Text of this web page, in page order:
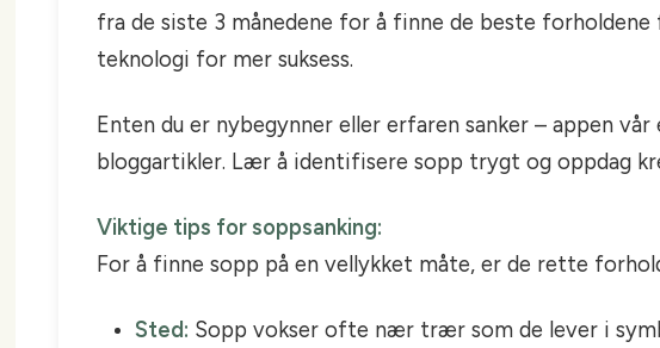
fra de siste 3 månedene for å finne de beste
teknologi for mer suksess.
Enten du er nybegynner eller erfaren sanker – appen
bloggartikler. Lær å identifisere sopp trygt og oppdag
Viktige tips for soppsanking:
For å finne sopp på en vellykket måte, er de rette
Sted: Sopp vokser ofte nær trær som de lever i